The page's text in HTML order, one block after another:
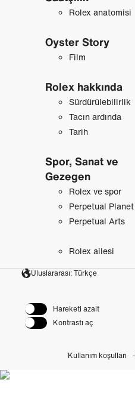
Rolex anatomisi
Oyster Story
Film
Rolex hakkında
Sürdürülebilirlik
Tacın ardında
Tarih
Spor, Sanat ve
Gezegen
Rolex ve spor
Perpetual Planet
Perpetual Arts
Rolex ailesi
Uluslararası: Türkçe
Hareketi azalt
Kontrastı aç
Kullanım koşulları